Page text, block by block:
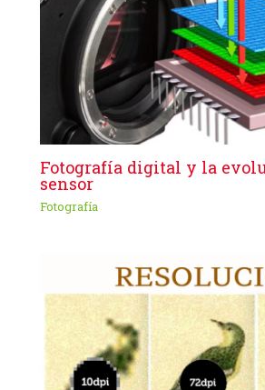
Fotografía digital y la
sensor
Fotografía